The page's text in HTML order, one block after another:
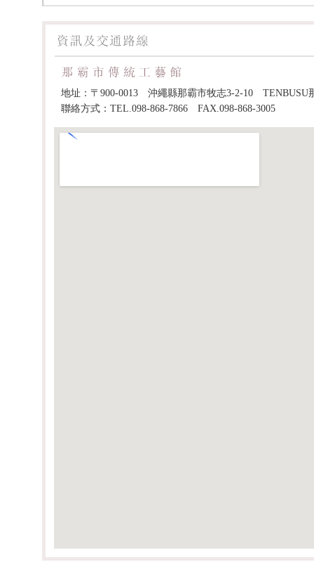
地址：〒900-0013 沖繩縣那霸市牧志3-2-10 TENBUSU
聯絡方式：TEL.098-868-7866 FAX.098-868-3005